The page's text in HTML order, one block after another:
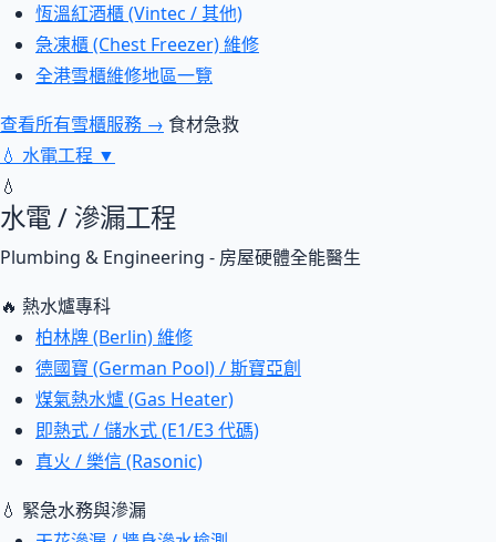
恆溫紅酒櫃 (Vintec / 其他)
急凍櫃 (Chest Freezer) 維修
全港雪櫃維修地區一覽
查看所有雪櫃服務 → 食材急救
💧 水電工程 ▼
💧
水電 / 滲漏工程
Plumbing & Engineering - 房屋硬體全能醫生
🔥 熱水爐專科
柏林牌 (Berlin) 維修
德國寶 (German Pool) / 斯寶亞創
煤氣熱水爐 (Gas Heater)
即熱式 / 儲水式 (E1/E3 代碼)
真火 / 樂信 (Rasonic)
💧 緊急水務與滲漏